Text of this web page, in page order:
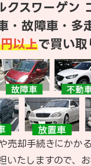
クスワーゲン
・故障車・多
以上で買い取
売却手続きにかか
いたしますので、